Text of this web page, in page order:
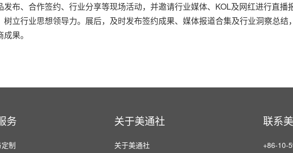
布、合作签约、行业分享等现场活动，并邀请行业媒体、KOL及网红进行直播
立行业思想领导力。展后，及时发布签约成果、媒体报道合集及行业洞察总结
果。
务
制
关于美通社
关于美通社
联系
+86-10-